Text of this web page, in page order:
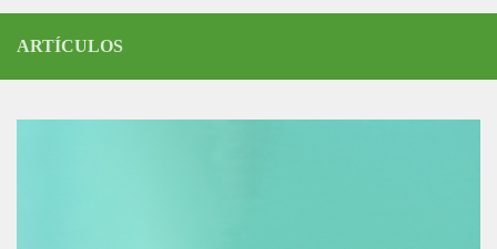
ARTÍCULOS